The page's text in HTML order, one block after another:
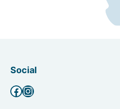
Social
Facebook
Instagram